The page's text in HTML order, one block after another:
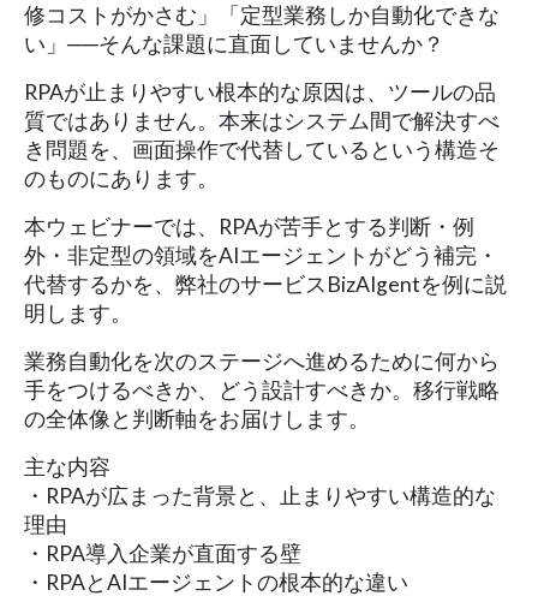
修コストがかさむ」「定型業務しか自動化できな
い」──そんな課題に直面していませんか？
RPAが止まりやすい根本的な原因は、ツールの品
質ではありません。本来はシステム間で解決すべ
き問題を、画面操作で代替しているという構造そ
のものにあります。
本ウェビナーでは、RPAが苦手とする判断・例
外・非定型の領域をAIエージェントがどう補完・
代替するかを、弊社のサービスBizAIgentを例に説
明します。
業務自動化を次のステージへ進めるために何から
手をつけるべきか、どう設計すべきか。移行戦略
の全体像と判断軸をお届けします。
主な内容
・RPAが広まった背景と、止まりやすい構造的な
理由
・RPA導入企業が直面する壁
・RPAとAIエージェントの根本的な違い